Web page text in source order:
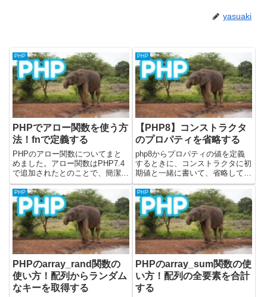
yasuaki
PHP
PHPでアロー関数を使う方
法！fnで定義する
PHPのアロー関数についてまと
めました。アロー関数はPHP7.4
で追加されたとのことで、簡潔に
無名関数を書くことができます。
公式ドキュメントはこちら(で
す。掲載しているソースコードは
PHPのバージョン8.2.6で動作確
認しました。PHPでア...
PHP
【PHP8】コンストラクタ
のプロパティを省略する
php8からプロパティの値を定義
するときに、コンストラクタに初
期値と一緒に書いて、省略して定
義できるようになりました。この
記事ではphp7以前のプロパティ
の定義方法と、php8でのプロパ
ティ定義方法を実際にコードを書
いてみて試しています。公...
PHP
PHPのarray_rand関数の
使い方！配列からランダム
なキーを取得する
PHP
PHPのarray_sum関数の使
い方！配列の全要素を合計
する